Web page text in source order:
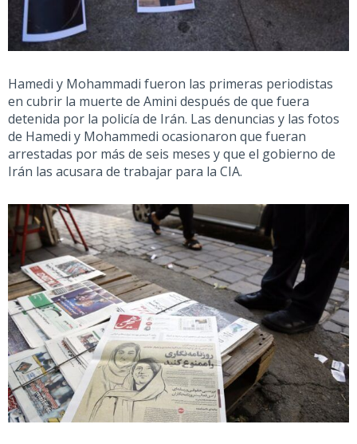
Hamedi y Mohammadi fueron las primeras periodistas
en cubrir la muerte de Amini después de que fuera
detenida por la policía de Irán. Las denuncias y las fotos
de Hamedi y Mohammedi ocasionaron que fueran
arrestadas por más de seis meses y que el gobierno de
Irán las acusara de trabajar para la CIA.